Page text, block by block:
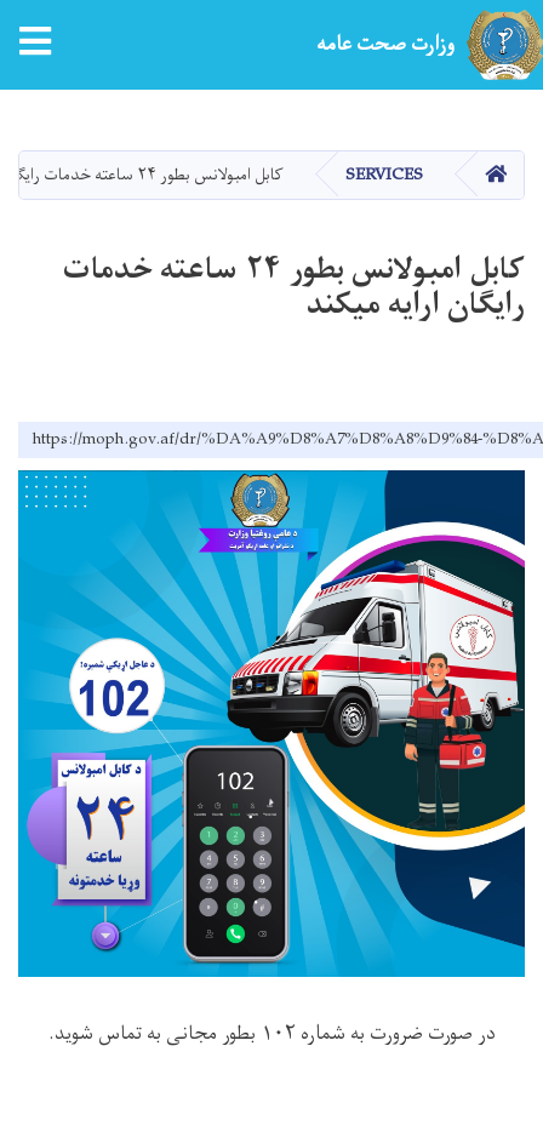
main
content
وزارت صحت عامه
HOME
SERVICES کابل امبولانس بطور ۲۴ ساعته خدمات رایگان ارایه میکند
کابل امبولانس بطور ۲۴ ساعته خدمات
رایگان ارایه میکند
https://moph.gov.af/dr/%DA%A9%D8%A7%D8%A8%D9%84-
در صورت ضرورت به شماره ۱۰۲ بطور مجانی به تماس شوید.